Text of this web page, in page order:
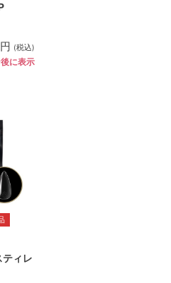
(税込)
に表示
ティレ